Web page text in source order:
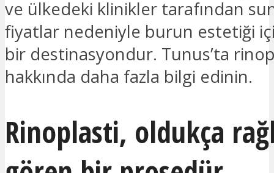
ve ülkedeki klinikler tarafından
fiyatlar nedeniyle burun estetiği
bir destinasyondur. Tunus’ta
hakkında daha fazla bilgi edinin.
Rinoplasti, oldukça